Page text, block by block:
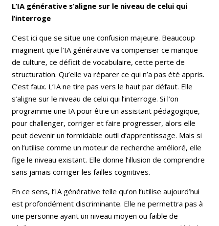
L’IA générative s’aligne sur le niveau de celui qui
l’interroge
C’est ici que se situe une confusion majeure. Beaucoup
imaginent que l’IA générative va compenser ce manque
de culture, ce déficit de vocabulaire, cette perte de
structuration. Qu’elle va réparer ce qui n’a pas été appris.
C’est faux. L’IA ne tire pas vers le haut par défaut. Elle
s’aligne sur le niveau de celui qui l’interroge. Si l’on
programme une IA pour être un assistant pédagogique,
pour challenger, corriger et faire progresser, alors elle
peut devenir un formidable outil d’apprentissage. Mais si
on l’utilise comme un moteur de recherche amélioré, elle
fige le niveau existant. Elle donne l’illusion de comprendre
sans jamais corriger les failles cognitives.
En ce sens, l’IA générative telle qu’on l’utilise aujourd’hui
est profondément discriminante. Elle ne permettra pas à
une personne ayant un niveau moyen ou faible de